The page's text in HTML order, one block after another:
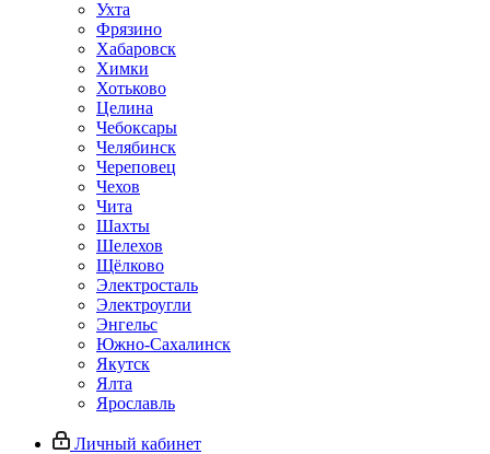
Ухта
Фрязино
Хабаровск
Химки
Хотьково
Целина
Чебоксары
Челябинск
Череповец
Чехов
Чита
Шахты
Шелехов
Щёлково
Электросталь
Электроугли
Энгельс
Южно-Сахалинск
Якутск
Ялта
Ярославль
Личный кабинет